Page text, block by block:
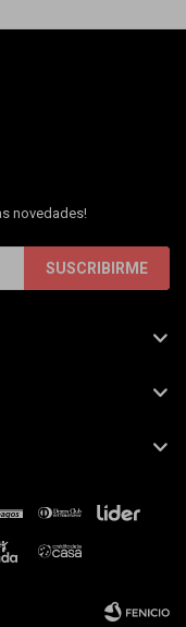
novedades!
SUSCRIBIRME